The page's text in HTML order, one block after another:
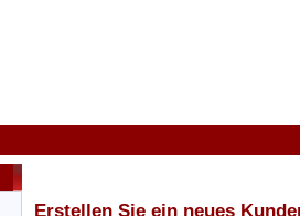
Erstellen Sie ein neues